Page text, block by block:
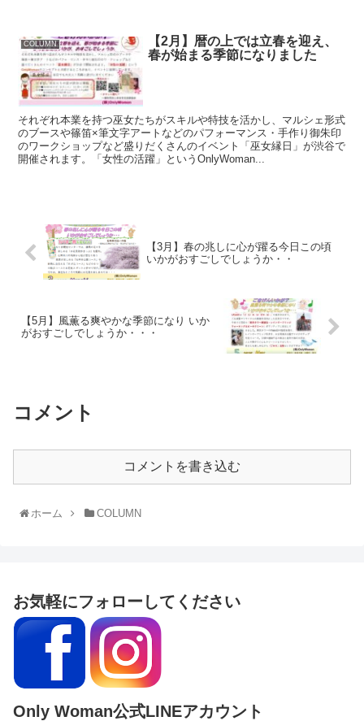
COLUMN
【2月】暦の上では立春を迎え、
春が始まる季節になりました
それぞれ本業を持つ巫女たちがスキルや特技を活かし、マルシェ形式
のブースや篠笛×筆文字アートなどのパフォーマンス・手作り御朱印
のワークショップなど盛りだくさんのイベント「巫女縁日」が渋谷で
開催されます。「女性の活躍」というOnlyWoman...
【3月】春の兆しに心が躍る今日この頃
いかがおすごしでしょうか・・
【5月】風薫る爽やかな季節になり いか
がおすごしでしょうか・・・
コメント
コメントを書き込む
ホーム COLUMN
お気軽にフォローしてください
Only Woman公式LINEアカウント